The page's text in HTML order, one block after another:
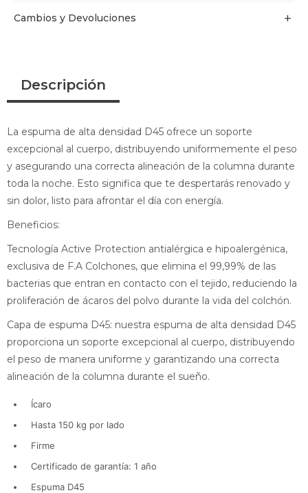
Cambios y Devoluciones
Descripción
La espuma de alta densidad D45 ofrece un soporte
excepcional al cuerpo, distribuyendo uniformemente el peso
y asegurando una correcta alineación de la columna durante
toda la noche. Esto significa que te despertarás renovado y
sin dolor, listo para afrontar el día con energía.
Beneficios:
Tecnología Active Protection antialérgica e hipoalergénica,
exclusiva de F.A Colchones, que elimina el 99,99% de las
bacterias que entran en contacto con el tejido, reduciendo la
proliferación de ácaros del polvo durante la vida del colchón.
Capa de espuma D45: nuestra espuma de alta densidad D45
proporciona un soporte excepcional al cuerpo, distribuyendo
el peso de manera uniforme y garantizando una correcta
alineación de la columna durante el sueño.
Ícaro
Hasta 150 kg por lado
Firme
Certificado de garantía: 1 año
Espuma D45